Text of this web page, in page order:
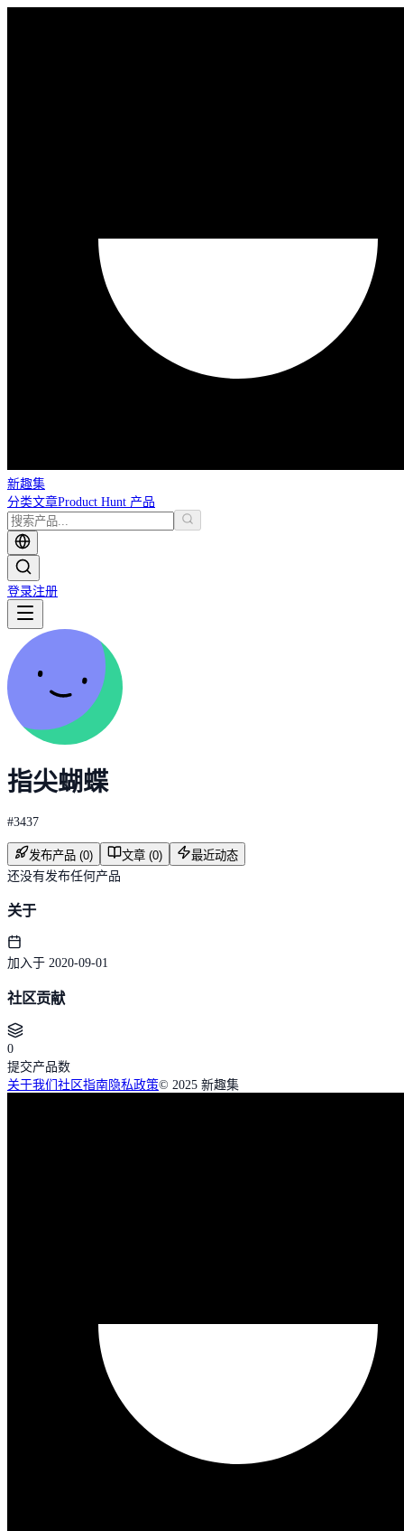
新趣集
分类文章Product Hunt 产品
登录注册
指尖蝴蝶
#3437
发布产品 (0) 文章 (0)
最近动态
还没有发布任何产品
关于
加入于 2020-09-01
社区贡献
0
提交产品数
关于我们 社区指南隐私政策© 2025 新趣集